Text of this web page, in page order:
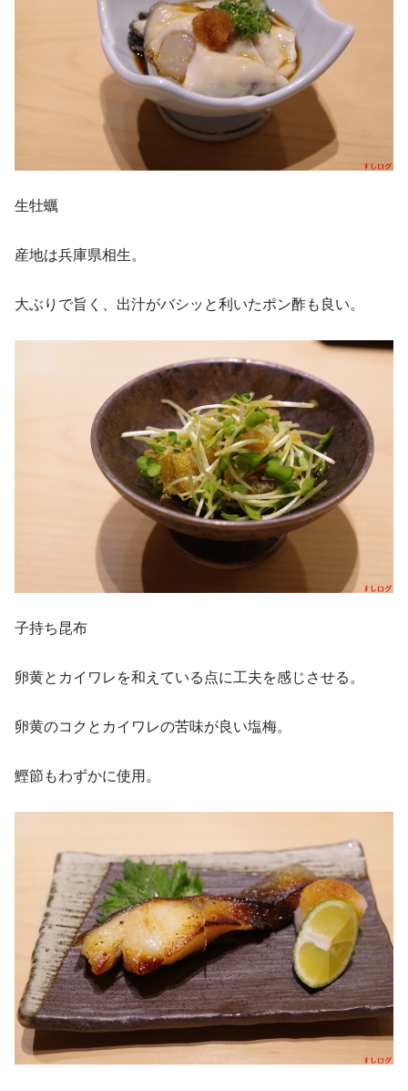
生牡蠣
産地は兵庫県相生。
大ぶりで旨く、出汁がバシッと利いたポン酢も良い。
子持ち昆布
卵黄とカイワレを和えている点に工夫を感じさせる。
卵黄のコクとカイワレの苦味が良い塩梅。
鰹節もわずかに使用。